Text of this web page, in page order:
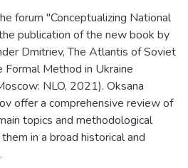
forum "Conceptualizing National
publication of the new book by
Dmitriev, The Atlantis of Soviet
Formal Method in Ukraine
NLO, 2021). Oksana
offer a comprehensive review of
topics and methodological
in a broad historical and